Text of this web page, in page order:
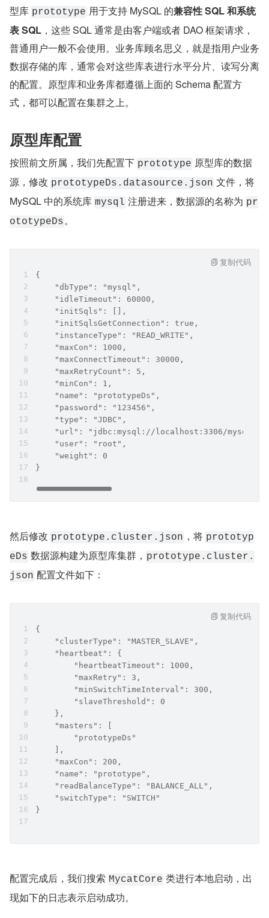
型库 prototype 用于支持 MySQL 的兼容性 SQL 和系统
表 SQL ，这些 SQL 通常是由客户端或者 DAO 框架请求，
普通用户一般不会使用。业务库顾名思义，就是指用户业务
数据存储的库，通常会对这些库表进行水平分片、读写分离
的配置。原型库和业务库都遵循上面的 Schema 配置方
式，都可以配置在集群之上。
原型库配置
按照前文所属，我们先配置下 prototype 原型库的数据
源，修改 prototypeDs.datasource.json 文件，将
MySQL 中的系统库 mysql 注册进来，数据源的名称为 pr
ototypeDs。
{
    "dbType": "mysql",
    "idleTimeout": 60000,
    "initSqls": [],
    "initSqlsGetConnection": true,
    "instanceType": "READ_WRITE",
    "maxCon": 1000,
    "maxConnectTimeout": 30000,
    "maxRetryCount": 5,
    "minCon": 1,
    "name": "prototypeDs",
    "password": "123456",
    "type": "JDBC",
"url": "jdbc:mysql://localhost:3306/
    "user": "root",
    "weight": 0
}
复制代码
然后修改 prototype.cluster.json ，将 prototyp
eDs 数据源构建为原型库集群， prototype.cluster.
json 配置文件如下：
{
    "clusterType": "MASTER_SLAVE",
    "heartbeat": {
        "heartbeatTimeout": 1000,
        "maxRetry": 3,
        "minSwitchTimeInterval": 300,
        "slaveThreshold": 0
    },
    "masters": [
        "prototypeDs"
    ],
    "maxCon": 200,
    "name": "prototype",
    "readBalanceType": "BALANCE_ALL",
    "switchType": "SWITCH"
}
复制代码
配置完成后，我们搜索 MycatCore 类进行本地启动，出
现如下的日志表示启动成功。